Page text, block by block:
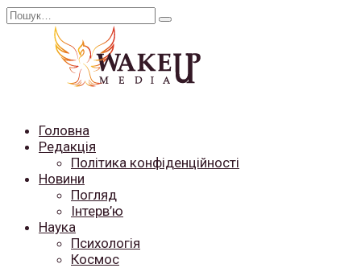
Перейти
Search
Головна
Редакція
Політика конфіденційності
Новини
Погляд
Інтерв’ю
Наука
Психологія
Космос